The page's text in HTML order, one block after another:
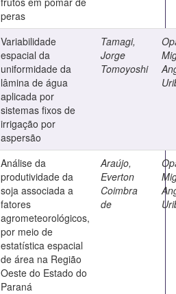
peras
Variabilidade
espacial da
uniformidade da
lâmina de água
aplicada por
sistemas fixos de
irrigação por
aspersão
Tamagi,
Jorge
Tomoyoshi
Análise da
produtividade da
soja associada a
fatores
agrometeorológicos,
por meio de
estatística espacial
de área na Região
Oeste do Estado do
Paraná
Araújo,
Everton
Coimbra
de